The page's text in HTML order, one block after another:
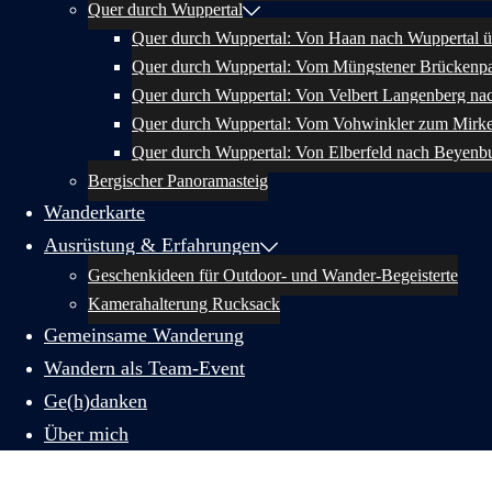
Quer durch Wuppertal
Quer durch Wuppertal: Von Haan nach Wuppertal
Quer durch Wuppertal: Vom Müngstener
Quer durch Wuppertal: Von Velbert Langenberg
Quer durch Wuppertal: Vom Vohwinkler zum
Quer durch Wuppertal: Von Elberfeld nach
Bergischer Panoramasteig
Wanderkarte
Ausrüstung & Erfahrungen
Geschenkideen für Outdoor- und Wander-Begeisterte
Kamerahalterung Rucksack
Gemeinsame Wanderung
Wandern als Team-Event
Ge(h)danken
Über mich